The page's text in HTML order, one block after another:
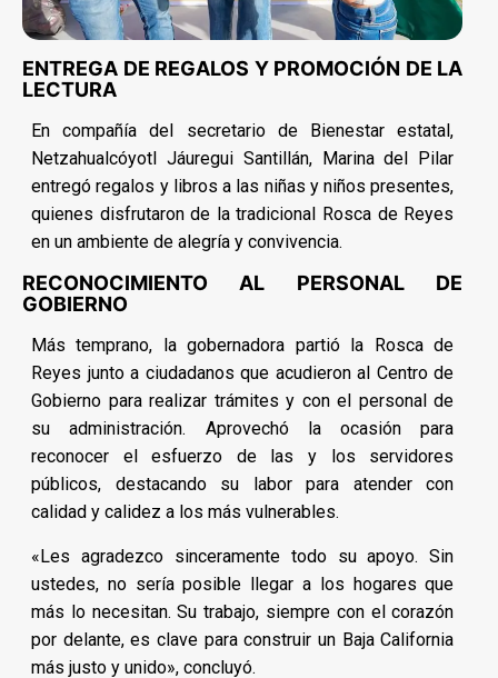
ENTREGA DE REGALOS Y PROMOCIÓN DE LA
LECTURA
En compañía del secretario de Bienestar estatal,
Netzahualcóyotl Jáuregui Santillán, Marina del Pilar
entregó regalos y libros a las niñas y niños presentes,
quienes disfrutaron de la tradicional Rosca de Reyes
en un ambiente de alegría y convivencia.
RECONOCIMIENTO AL PERSONAL DE
GOBIERNO
Más temprano, la gobernadora partió la Rosca de
Reyes junto a ciudadanos que acudieron al Centro de
Gobierno para realizar trámites y con el personal de
su administración. Aprovechó la ocasión para
reconocer el esfuerzo de las y los servidores
públicos, destacando su labor para atender con
calidad y calidez a los más vulnerables.
«Les agradezco sinceramente todo su apoyo. Sin
ustedes, no sería posible llegar a los hogares que
más lo necesitan. Su trabajo, siempre con el corazón
por delante, es clave para construir un Baja California
más justo y unido», concluyó.